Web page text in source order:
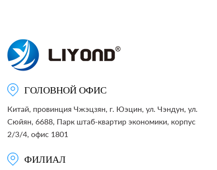
ГОЛОВНОЙ ОФИС
Китай, провинция Чжэцзян, г. Юэцин, ул. Чэндун, ул.
Сюйян, 6688, Парк штаб-квартир экономики, корпус
2/3/4, офис 1801
ФИЛИАЛ